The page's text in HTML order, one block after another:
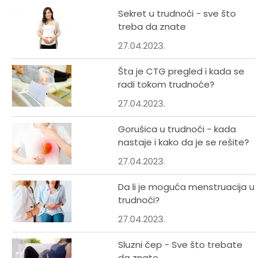
Sekret u trudnoći - sve što
treba da znate
27.04.2023.
Šta je CTG pregled i kada se
radi tokom trudnoće?
27.04.2023.
Gorušica u trudnoći - kada
nastaje i kako da je se rešite?
27.04.2023.
Da li je moguća menstruacija u
trudnoći?
27.04.2023.
Sluzni čep - Sve što trebate